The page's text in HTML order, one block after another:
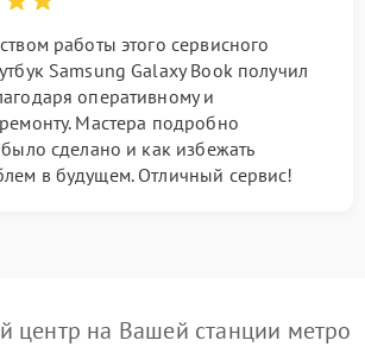
работы этого сервисного
Samsung Galaxy Book получил
оперативному и
Мастера подробно
сделано и как избежать
в будущем. Отличный сервис!
центр на Вашей станции метро